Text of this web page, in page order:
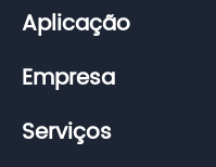
Aplicação
Empresa
Serviços